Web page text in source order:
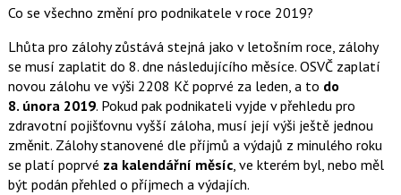
Co se všechno změní pro podnikatele v roce 2019?
Lhůta pro zálohy zůstává stejná jako v letošním roce, zálohy
se musí zaplatit do 8. dne následujícího měsíce. OSVČ zaplatí
novou zálohu ve výši 2208 Kč poprvé za leden, a to do
8. února 2019. Pokud pak podnikateli vyjde v přehledu pro
zdravotní pojišťovnu vyšší záloha, musí její výši ještě jednou
změnit. Zálohy stanovené dle příjmů a výdajů z minulého roku
se platí poprvé za kalendářní měsíc, ve kterém byl, nebo měl
být podán přehled o příjmech a výdajích.